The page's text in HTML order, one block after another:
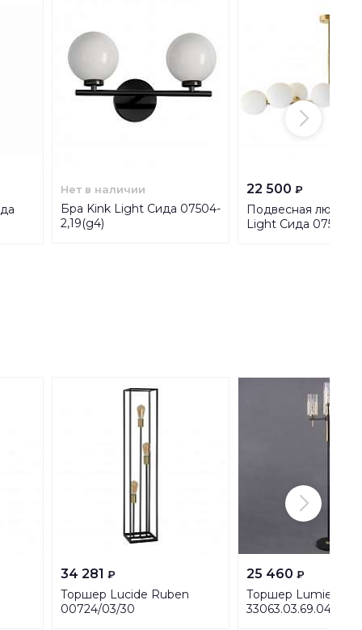
Нет в наличии
Бра Kink Light Сида 07504-
2,19(g4)
22 500 ₽
Подвесная люстра
Light Сида 07508-
34 281 ₽
Торшер Lucide Ruben
00724/03/30
25 460 ₽
Торшер Lumien
33063.03.69.04